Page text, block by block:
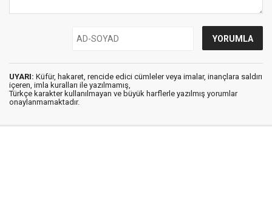
UYARI: Küfür, hakaret, rencide edici cümleler veya imalar, inançlara saldırı
içeren, imla kuralları ile yazılmamış,
Türkçe karakter kullanılmayan ve büyük harflerle yazılmış yorumlar
onaylanmamaktadır.